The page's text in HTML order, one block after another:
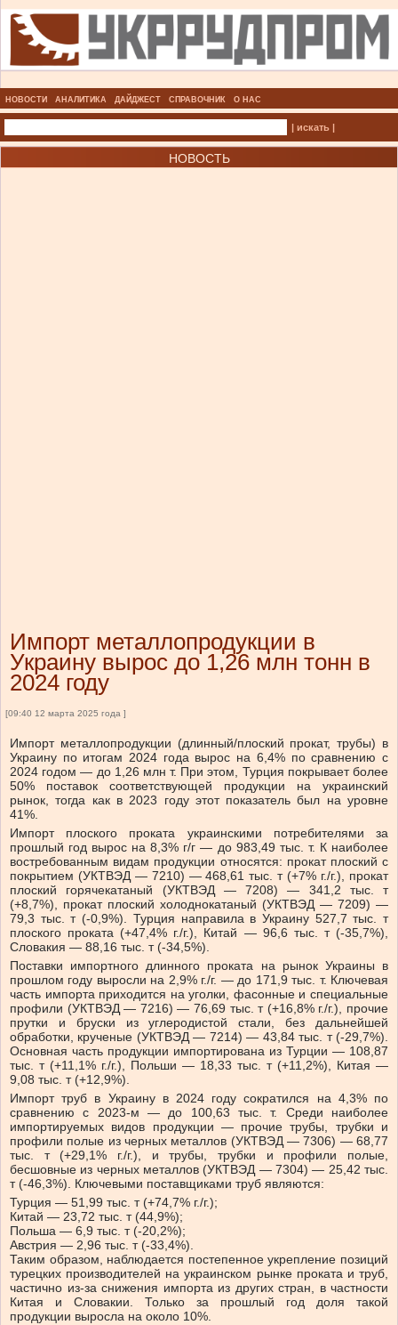
НОВОСТИ АНАЛИТИКА ДАЙДЖЕСТ СПРАВОЧНИК О НАС
| искать |
НОВОСТЬ
Импорт металлопродукции в
Украину вырос до 1,26 млн тонн в
2024 году
[09:40 12 марта 2025 года ]
Импорт металлопродукции (длинный/плоский прокат, трубы) в
Украину по итогам 2024 года вырос на 6,4% по сравнению с
2024 годом — до 1,26 млн т. При этом, Турция покрывает более
50% поставок соответствующей продукции на украинский
рынок, тогда как в 2023 году этот показатель был на уровне
41%.
Импорт плоского проката украинскими потребителями за
прошлый год вырос на 8,3% г/г — до 983,49 тыс. т. К наиболее
востребованным видам продукции относятся: прокат плоский с
покрытием (УКТВЭД — 7210) — 468,61 тыс. т (+7% г./г.), прокат
плоский горячекатаный (УКТВЭД — 7208) — 341,2 тыс. т
(+8,7%), прокат плоский холоднокатаный (УКТВЭД — 7209) —
79,3 тыс. т (-0,9%). Турция направила в Украину 527,7 тыс. т
плоского проката (+47,4% г./г.), Китай — 96,6 тыс. т (-35,7%),
Словакия — 88,16 тыс. т (-34,5%).
Поставки импортного длинного проката на рынок Украины в
прошлом году выросли на 2,9% г./г. — до 171,9 тыс. т. Ключевая
часть импорта приходится на уголки, фасонные и специальные
профили (УКТВЭД — 7216) — 76,69 тыс. т (+16,8% г./г.), прочие
прутки и бруски из углеродистой стали, без дальнейшей
обработки, крученые (УКТВЭД — 7214) — 43,84 тыс. т (-29,7%).
Основная часть продукции импортирована из Турции — 108,87
тыс. т (+11,1% г./г.), Польши — 18,33 тыс. т (+11,2%), Китая —
9,08 тыс. т (+12,9%).
Импорт труб в Украину в 2024 году сократился на 4,3% по
сравнению с 2023-м — до 100,63 тыс. т. Среди наиболее
импортируемых видов продукции — прочие трубы, трубки и
профили полые из черных металлов (УКТВЭД — 7306) — 68,77
тыс. т (+29,1% г./г.), и трубы, трубки и профили полые,
бесшовные из черных металлов (УКТВЭД — 7304) — 25,42 тыс.
т (-46,3%). Ключевыми поставщиками труб являются:
Турция — 51,99 тыс. т (+74,7% г./г.);
Китай — 23,72 тыс. т (44,9%);
Польша — 6,9 тыс. т (-20,2%);
Австрия — 2,96 тыс. т (-33,4%).
Таким образом, наблюдается постепенное укрепление позиций
турецких производителей на украинском рынке проката и труб,
частично из-за снижения импорта из других стран, в частности
Китая и Словакии. Только за прошлый год доля такой
продукции выросла на около 10%.